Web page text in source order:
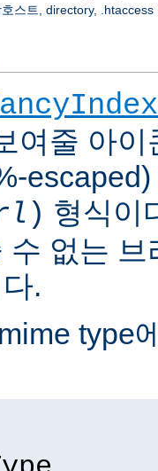
스트, directory, .htaccess
여줄 아
) 형식이
수 없는
.
type